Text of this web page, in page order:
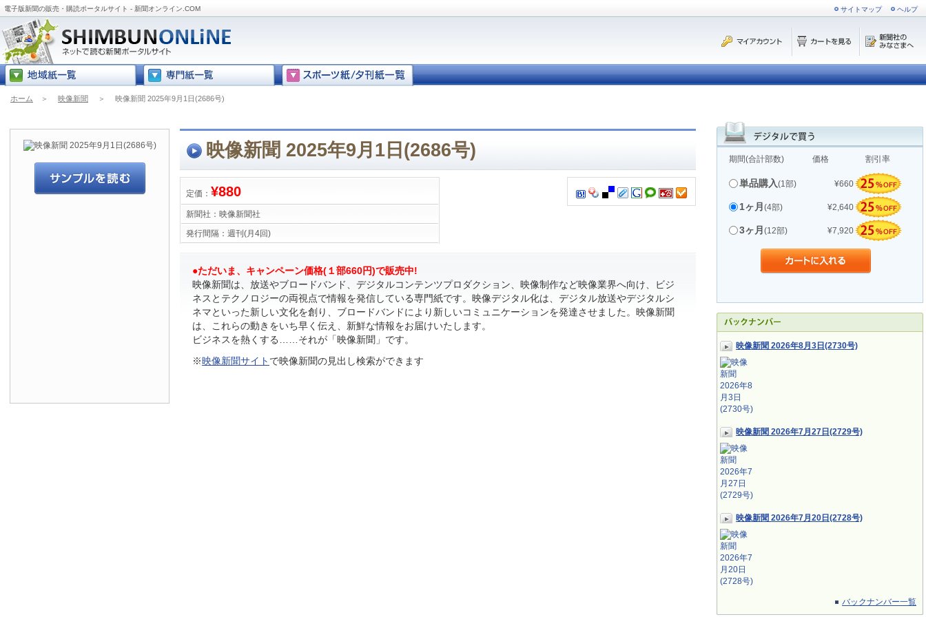
電子版新聞の販売・購読ポータルサイト - 新聞オンライン.COM サイトマップ ヘルプ
ホーム ＞ 映像新聞 ＞ 映像新聞 2025年9月1日(2686号)
期間(合計部数) 価格 割引率
単品購入(1部) ¥660
1ヶ月 (4部) ¥2,640
3ヶ月 (12部) ¥7,920
映像新聞 2026年8月3日(2730号)
映像新聞 2026年7月27日(2729号)
映像新聞 2026年7月20日(2728号)
バックナンバー一覧
映像新聞 2025年9月1日(2686号)
定価： ¥880
新聞社： 映像新聞社
発行間隔： 週刊(月4回)
●ただいま、キャンペーン価格(１部660円)で販売中!
映像新聞は、放送やブロードバンド、デジタルコンテンツプロダクション、映像制作など映像業界へ向け、ビジ
ネスとテクノロジーの両視点で情報を発信している専門紙です。映像デジタル化は、デジタル放送やデジタルシ
ネマといった新しい文化を創り、ブロードバンドにより新しいコミュニケーションを発達させました。映像新聞
は、これらの動きをいち早く伝え、新鮮な情報をお届けいたします。
ビジネスを熱くする……それが「映像新聞」です。
※映像新聞サイト で映像新聞の見出し検索ができます